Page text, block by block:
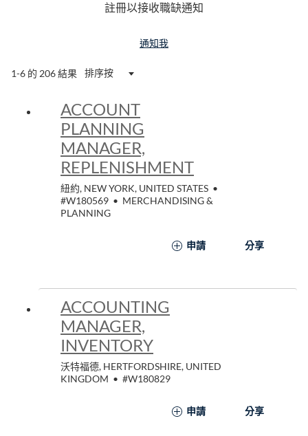
註冊以接收職缺通知
通知我
1-6 的 206 結果 排序按
ACCOUNT
PLANNING
MANAGER,
REPLENISHMENT
紐約, NEW YORK, UNITED STATES •
#W180569 • MERCHANDISING &
PLANNING
申請 分享
ACCOUNTING
MANAGER,
INVENTORY
沃特福德, HERTFORDSHIRE, UNITED
KINGDOM • #W180829
申請 分享